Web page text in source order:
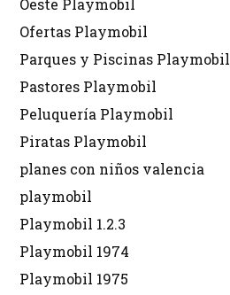
Oeste Playmobil
Ofertas Playmobil
Parques y Piscinas Playmobil
Pastores Playmobil
Peluquería Playmobil
Piratas Playmobil
planes con niños valencia
playmobil
Playmobil 1.2.3
Playmobil 1974
Playmobil 1975